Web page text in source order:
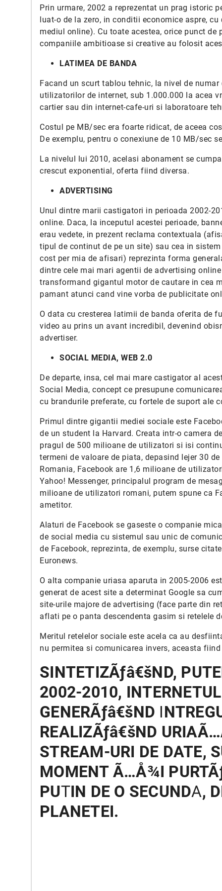
Prin urmare, 2002 a reprezentat un prag istoric
luat-o de la zero, in conditii economice aspre,
mediul online). Cu toate acestea, orice punct
companiile ambitioase si creative au folosit
LATIMEA DE BANDA
Facand un scurt tablou tehnic, la nivel de
utilizatorilor de internet, sub 1.000.000 la acea
cartier sau din internet-cafe-uri si laboratoare
Costul pe MB/sec era foarte ridicat, de aceea
De exemplu, pentru o conexiune de 10 MB/sec
La nivelul lui 2010, acelasi abonament se
crescut exponential, oferta fiind diversa.
ADVERTISING
Unul dintre marii castigatori in perioada 2002-
online. Daca, la inceputul acestei perioade,
erau vedete, in prezent reclama contextuala
tipul de continut de pe un site) sau cea in
cost per mia de afisari) reprezinta forma
dintre cele mai mari agentii de advertising
transformand gigantul motor de cautare in cea
pamant atunci cand vine vorba de publicitate
O data cu cresterea latimii de banda oferita de
video au prins un avant incredibil, devenind
advertiser.
SOCIAL MEDIA, WEB 2.0
De departe, insa, cel mai mare castigator al
Social Media, concept ce presupune
cu brandurile preferate, cu fortele de suport ale
Primul dintre gigantii mediei sociale este
de un student la Harvard. Creata intr-o camera
pragul de 500 milioane de utilizatori si isi
termeni de valoare de piata, depasind lejer 30
Romania, Facebook are 1,6 milioane de
Yahoo! Messenger, principalul program de
milioane de utilizatori romani, putem spune ca
ametitor.
Alaturi de Facebook se gaseste o companie
de social media cu sistemul sau unic de
de Facebook, reprezinta, de exemplu, surse
Euronews.
O alta companie uriasa aparuta in 2005-2006
generat de acest site a determinat Google sa
site-urile majore de advertising (face parte din
aflati pe o panta descendenta gasim si retelele
Meritul retelelor sociale este acela ca au
nu permitea si comunicarea invers, aceasta
SINTETIZÃƒâ€šND,
2002-2010,
GENERÃƒâ€šND I
REALIZÃƒâ€šND URIA
STREAM-URI DE DATE,
MOMENT Ã…Å¾I
PUTIN DE O SECUNDA,
PLANETEI.